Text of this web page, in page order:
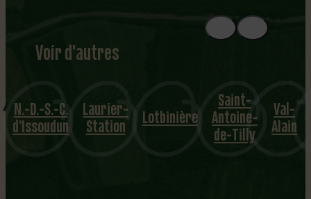
Voir d'autres
municipalités
N.-D.-S.-C.
d’Issoudun
Laurier-
Station Lotbinière
Saint-
Antoine-
de-Tilly
Val-
Alain